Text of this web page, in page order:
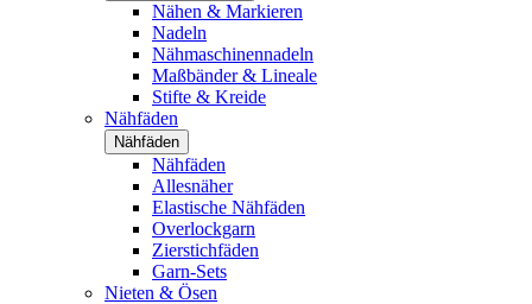
Nähen & Markieren
Nadeln
Nähmaschinennadeln
Maßbänder & Lineale
Stifte & Kreide
Nähfäden
Nähfäden
Nähfäden
Allesnäher
Elastische Nähfäden
Overlockgarn
Zierstichfäden
Garn-Sets
Nieten & Ösen